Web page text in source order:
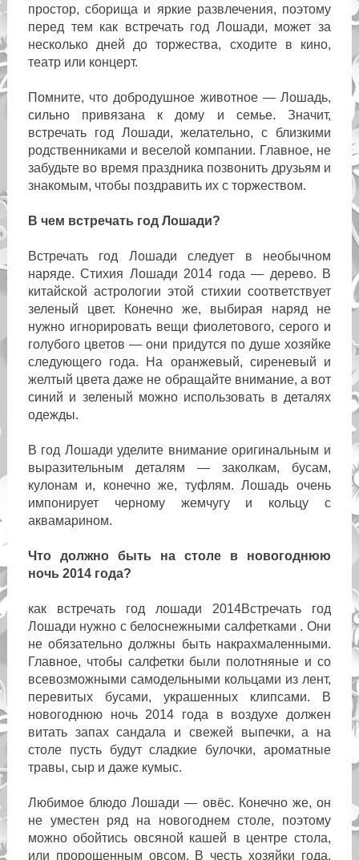
простор, сборища и яркие развлечения, поэтому
перед тем как встречать год Лошади, может за
несколько дней до торжества, сходите в кино,
театр или концерт.
Помните, что добродушное животное — Лошадь,
сильно привязана к дому и семье. Значит,
встречать год Лошади, желательно, с близкими
родственниками и веселой компании. Главное, не
забудьте во время праздника позвонить друзьям и
знакомым, чтобы поздравить их с торжеством.
В чем встречать год Лошади?
Встречать год Лошади следует в необычном
наряде. Стихия Лошади 2014 года — дерево. В
китайской астрологии этой стихии соответствует
зеленый цвет. Конечно же, выбирая наряд не
нужно игнорировать вещи фиолетового, серого и
голубого цветов — они придутся по душе хозяйке
следующего года. На оранжевый, сиреневый и
желтый цвета даже не обращайте внимание, а вот
синий и зеленый можно использовать в деталях
одежды.
В год Лошади уделите внимание оригинальным и
выразительным деталям — заколкам, бусам,
кулонам и, конечно же, туфлям. Лошадь очень
импонирует черному жемчугу и кольцу с
аквамарином.
Что должно быть на столе в новогоднюю
ночь 2014 года?
как встречать год лошади 2014Встречать год
Лошади нужно с белоснежными салфетками . Они
не обязательно должны быть накрахмаленными.
Главное, чтобы салфетки были полотняные и со
всевозможными самодельными кольцами из лент,
перевитых бусами, украшенных клипсами. В
новогоднюю ночь 2014 года в воздухе должен
витать запах сандала и свежей выпечки, а на
столе пусть будут сладкие булочки, ароматные
травы, сыр и даже кумыс.
Любимое блюдо Лошади — овёс. Конечно же, он
не уместен ряд на новогоднем столе, поэтому
можно обойтись овсяной кашей в центре стола,
или пророщенным овсом. В честь хозяйки года,